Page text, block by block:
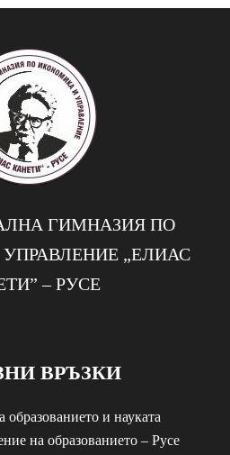
ГИМНАЗИЯ ПО
„EЛИАС
– РУСЕ
ВРЪЗКИ
и науката
на образованието – Русе